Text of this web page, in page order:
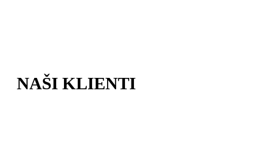
NAŠI KLIENTI